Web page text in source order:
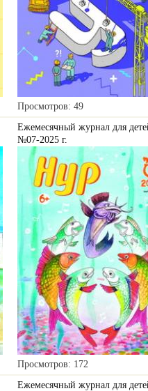
Просмотров: 49
Ежемесячный журнал для
№07-2025 г.
Просмотров: 172
Ежемесячный журнал для